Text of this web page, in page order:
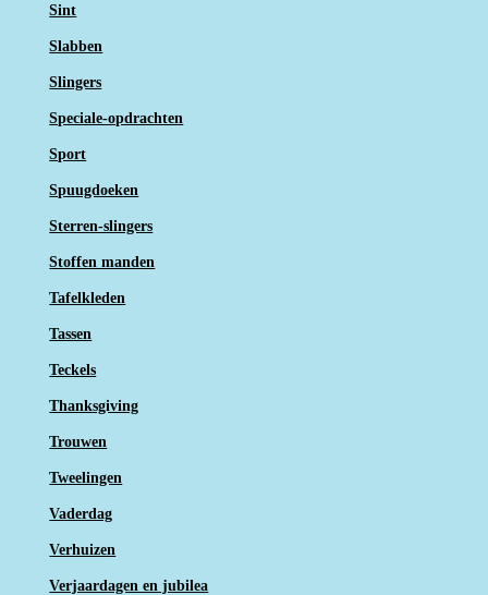
Sint
Slabben
Slingers
Speciale-opdrachten
Sport
Spuugdoeken
Sterren-slingers
Stoffen manden
Tafelkleden
Tassen
Teckels
Thanksgiving
Trouwen
Tweelingen
Vaderdag
Verhuizen
Verjaardagen en jubilea